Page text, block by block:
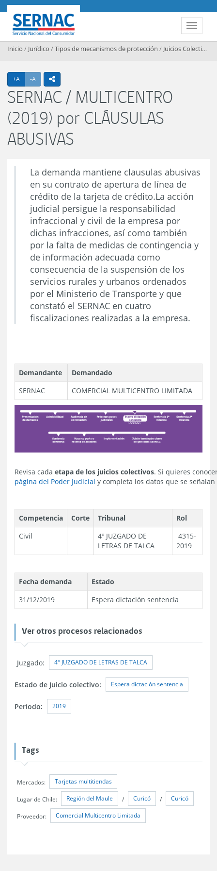
Contenido principal
Toggle
SERNAC
Inicio / Jurídico /Tipos de mecanismos de protección / Juicios Colectivos
+A Agrandar texto
-A Achicar textoicono compartir
SERNAC / MULTICENTRO
(2019) por CLÁUSULAS
ABUSIVAS
La demanda mantiene clausulas abusivas
en su contrato de apertura de línea de
crédito de la tarjeta de crédito.La acción
judicial persigue la responsabilidad
infraccional y civil de la empresa por
dichas infracciones, así como también
por la falta de medidas de contingencia y
de información adecuada como
consecuencia de la suspensión de los
servicios rurales y urbanos ordenados
por el Ministerio de Transporte y que
constató el SERNAC en cuatro
fiscalizaciones realizadas a la empresa.
Demandante
Demandado
SERNAC
COMERCIAL MULTICENTRO LIMITADA
Revisa cada etapa de los juicios colectivos. Si quieres
página del Poder Judicial y completa los datos que se
Competencia Corte Tribunal
Rol
Civil
4º JUZGADO DE
LETRAS DE TALCA
4315-
2019
Fecha demanda
Estado
31/12/2019
Espera dictación sentencia
Ver otros procesos relacionados
Juzgado: 4º JUZGADO DE LETRAS DE TALCA
Estado de Juicio colectivo: Espera dictación sentencia
Período: 2019
Tags
Mercados: Tarjetas multitiendas
Lugar de Chile: Región del Maule / Curicó / Curicó
Proveedor: Comercial Multicentro Limitada